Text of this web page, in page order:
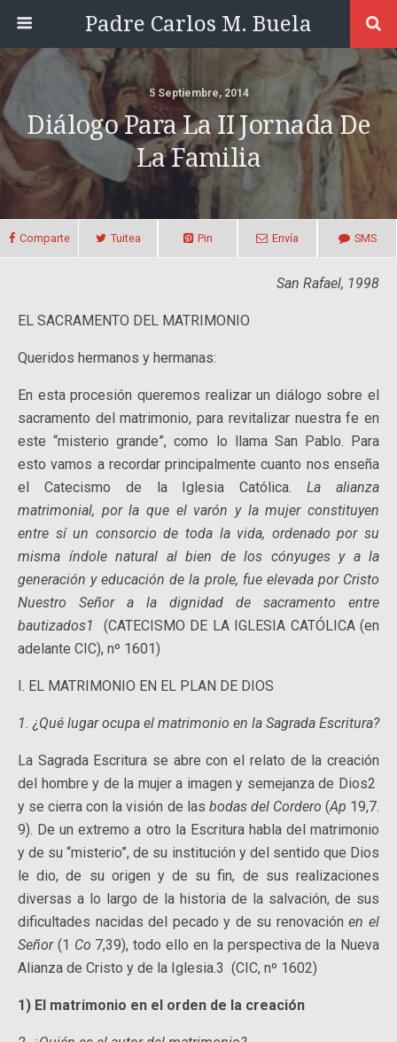
Padre Carlos M. Buela
5 Septiembre, 2014
Diálogo Para La II Jornada De
La Familia
Comparte Tuitea Pin Envía SMS
San Rafael, 1998
EL SACRAMENTO DEL MATRIMONIO
Queridos hermanos y hermanas:
En esta procesión queremos realizar un diálogo sobre el
sacramento del matrimonio, para revitalizar nuestra fe en
este “misterio grande”, como lo llama San Pablo. Para
esto vamos a recordar principalmente cuanto nos enseña
el Catecismo de la Iglesia Católica.La alianza
matrimonial, por la que el varón y la mujer constituyen
entre sí un consorcio de toda la vida, ordenado por su
misma índole natural al bien de los cónyuges y a la
generación y educación de la prole, fue elevada por Cristo
Nuestro Señor a la dignidad de sacramento entre
bautizados1
(CATECISMO DE LA IGLESIA CATÓLICA (en
adelante CIC), nº 1601)
I. EL MATRIMONIO EN EL PLAN DE DIOS
1. ¿Qué lugar ocupa el matrimonio en la Sagrada Escritura?
La Sagrada Escritura se abre con el relato de la creación
del hombre y de la mujer a imagen y semejanza de Dios2
y se cierra con la visión de las bodas del Cordero (Ap 19,7.
9). De un extremo a otro la Escritura habla del matrimonio
y de su “misterio”, de su institución y del sentido que Dios
le dio, de su origen y de su fin, de sus realizaciones
diversas a lo largo de la historia de la salvación, de sus
dificultades nacidas del pecado y de su renovaciónen el
Señor(1 Co 7,39), todo ello en la perspectiva de la Nueva
Alianza de Cristo y de la Iglesia.3 (CIC, nº 1602)
1) El matrimonio en el orden de la creación